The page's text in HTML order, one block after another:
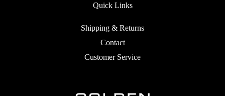
Quick Links
Shipping & Returns
Contact
Customer Service